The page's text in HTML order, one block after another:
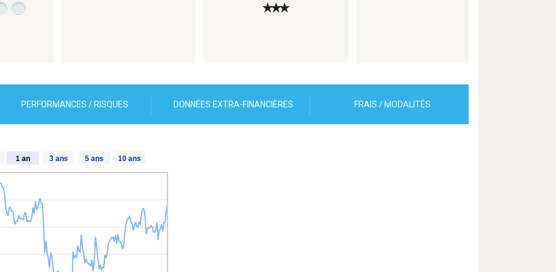
★★★
PERFORMANCES / RISQUES DONNÉES EXTRA-FINANCIÈRES FRAIS / MODALITÉS
1 an 3 ans 5 ans 10 ans